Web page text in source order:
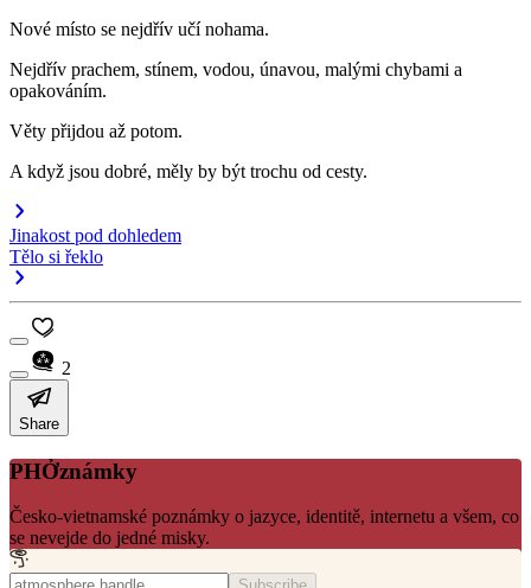
Nové místo se nejdřív učí nohama.
Nejdřív prachem, stínem, vodou, únavou, malými chybami a
opakováním.
Věty přijdou až potom.
A když jsou dobré, měly by být trochu od cesty.
Jinakost pod dohledem
Tělo si řeklo
2
Share
PHỞznámky
Česko-vietnamské poznámky o jazyce, identitě, internetu a všem, co
se nevejde do jedné misky.